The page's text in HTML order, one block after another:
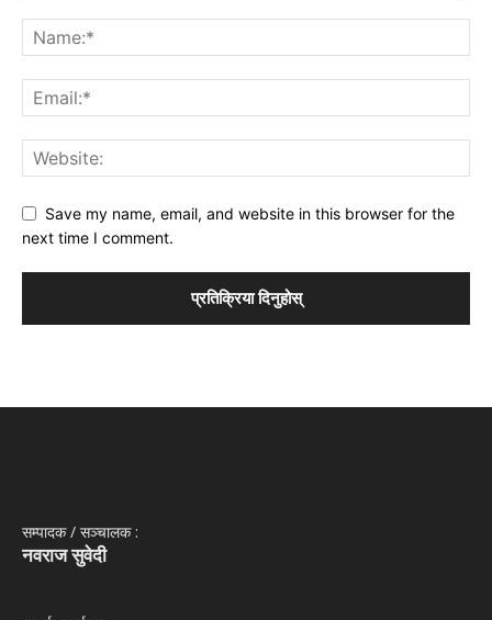
Save my name, email, and website in this browser for the
next time I comment.
सम्पादक / सञ्‍चालक :
नवराज सुवेदी